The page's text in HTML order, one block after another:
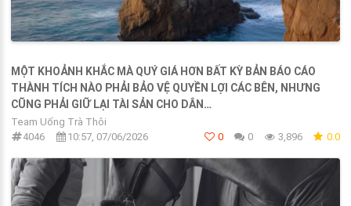
MỘT KHOẢNH KHẮC MÀ QUÝ GIÁ HƠN BẤT KỲ BẢN BÁO CÁO
THÀNH TÍCH NÀO PHẢI BẢO VỆ QUYỀN LỢI CÁC BÊN, NHƯNG
CŨNG PHẢI GIỮ LẠI TÀI SẢN CHO DÂN…
Team Uống Trà Thôi
4046
10:57, 07/06/2026 0 0 3,896 0.0